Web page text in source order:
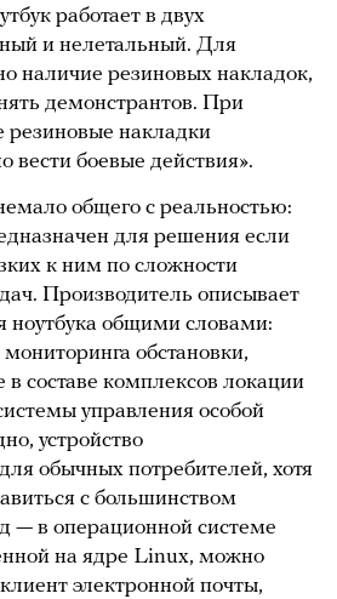
работает в двух
и нелетальный. Для
наличие резиновых накладок,
демонстрантов. При
накладки
боевые действия».
общего с реальностью:
для решения если
к ним по сложности
Производитель описывает
общими словами:
обстановки,
составе комплексов локации
управления особой
устройство
обычных потребителей, хотя
с большинством
— в операционной системе
на ядре Linux, можно
электронной почты,